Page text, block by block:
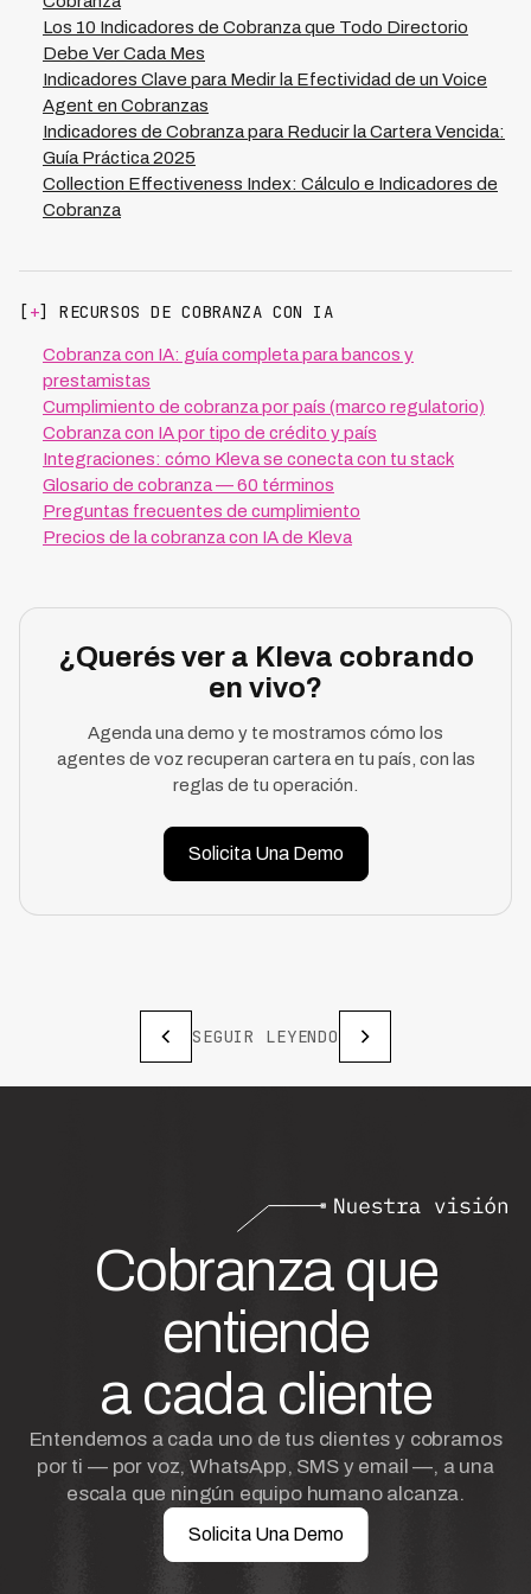
que ofrece Kleva con su 73% de tasa de recuperación,
garantizas visibilidad constante de tu cartera, reduces
riesgo crediticio y optimizas tus decisiones financieras
con información en tiempo real.
Los 10 Indicadores de Cobranza que Todo Directorio
Debe Ver Cada Mes
Indicadores Clave para Medir la Efectividad de un Voice
Agent en Cobranzas
Indicadores de Cobranza para Reducir la Cartera Vencida:
Guía Práctica 2025
Collection Effectiveness Index: Cálculo e Indicadores de
Cobranza
[+] RECURSOS DE COBRANZA CON IA
Cobranza con IA: guía completa para bancos y
prestamistas
Cumplimiento de cobranza por país (marco regulatorio)
Cobranza con IA por tipo de crédito y país
Integraciones: cómo Kleva se conecta con tu stack
Glosario de cobranza — 60 términos
Preguntas frecuentes de cumplimiento
Precios de la cobranza con IA de Kleva
¿Querés ver a Kleva cobrando
en vivo?
Agenda una demo y te mostramos cómo los
agentes de voz recuperan cartera en tu país, con las
reglas de tu operación.
Solicita Una Demo
SEGUIR LEYENDO
Cobranza que
entiende
a cada cliente
Entendemos a cada uno de tus clientes y cobramos
por ti — por voz, WhatsApp, SMS y email —, a una
escala que ningún equipo humano alcanza.
Solicita Una Demo